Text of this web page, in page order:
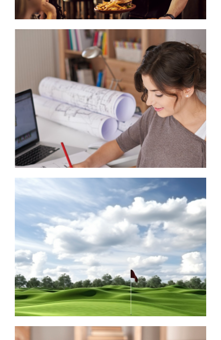
SERVICIOS
CLUBES SOCIALES